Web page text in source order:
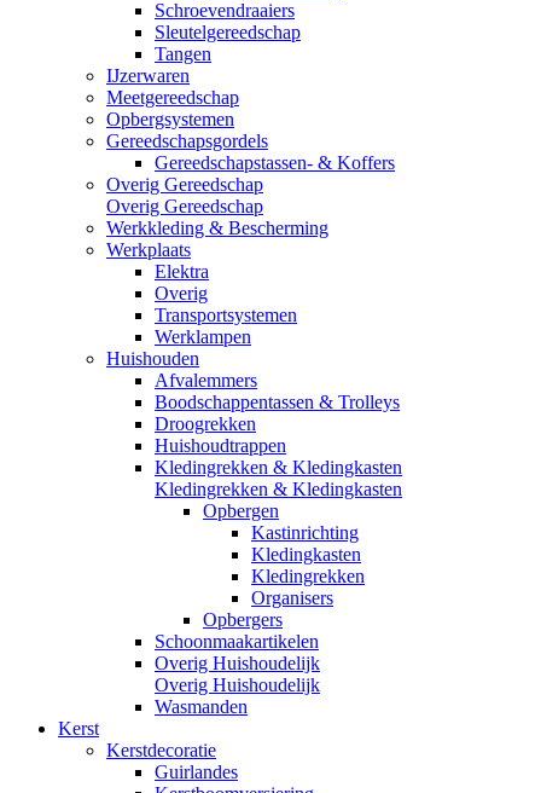
Schroevendraaiers
Sleutelgereedschap
Tangen
IJzerwaren
Meetgereedschap
Opbergsystemen
Gereedschapsgordels
Gereedschapstassen- & Koffers
Overig Gereedschap
Overig Gereedschap
Werkkleding & Bescherming
Werkplaats
Elektra
Overig
Transportsystemen
Werklampen
Huishouden
Afvalemmers
Boodschappentassen & Trolleys
Droogrekken
Huishoudtrappen
Kledingrekken & Kledingkasten
Kledingrekken & Kledingkasten
Opbergen
Kastinrichting
Kledingkasten
Kledingrekken
Organisers
Opbergers
Schoonmaakartikelen
Overig Huishoudelijk
Overig Huishoudelijk
Wasmanden
Kerst
Kerstdecoratie
Guirlandes